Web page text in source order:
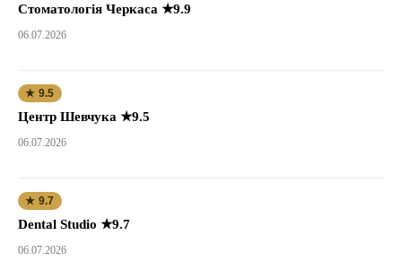
Стоматологія Черкаса ★9.9
06.07.2026
★ 9.5
Центр Шевчука ★9.5
06.07.2026
★ 9.7
Dental Studio ★9.7
06.07.2026